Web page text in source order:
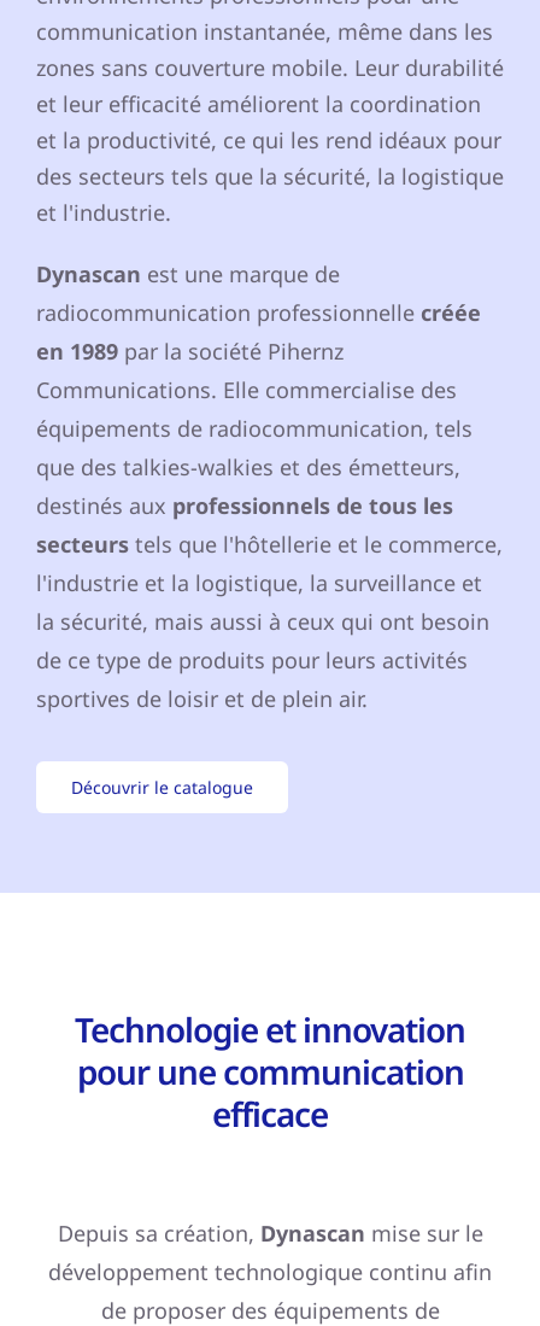
communication instantanée, même dans les
zones sans couverture mobile. Leur durabilité
et leur efficacité améliorent la coordination
et la productivité, ce qui les rend idéaux pour
des secteurs tels que la sécurité, la logistique
et l'industrie.
Dynascan est une marque de
radiocommunication professionnelle créée
en 1989par la société Pihernz
Communications. Elle commercialise des
équipements de radiocommunication, tels
que des talkies-walkies et des émetteurs,
destinés aux professionnels de tous les
secteurstels que l'hôtellerie et le commerce,
l'industrie et la logistique, la surveillance et
la sécurité, mais aussi à ceux qui ont besoin
de ce type de produits pour leurs activités
sportives de loisir et de plein air.
Découvrir le catalogue
Technologie et innovation
pour une communication
efficace
Depuis sa création, Dynascan mise sur le
développement technologique continu afin
de proposer des équipements de